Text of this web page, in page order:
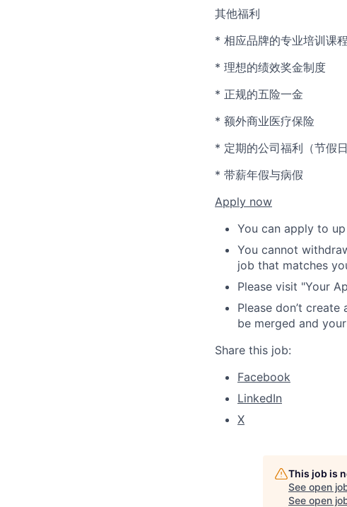
其他福利
* 相应品牌的专业培训课程
* 理想的绩效奖金制度
* 正规的五险一金
* 额外商业医疗保险
* 定期的公司福利（节假
* 带薪年假与病假
Apply now
You can apply to
You cannot
job that matches
Please visit "Your
Please don’t
be merged and
Share this job:
Facebook
LinkedIn
X
This job is
See open
See open